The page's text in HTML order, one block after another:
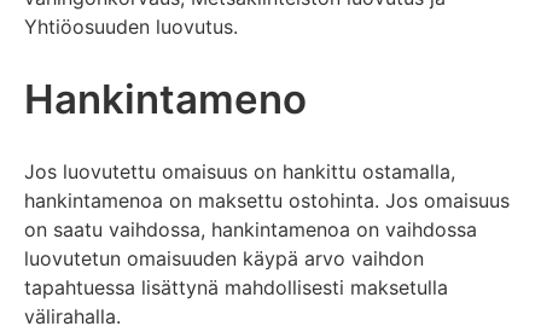
Yhtiöosuuden luovutus.
Hankintameno
Jos luovutettu omaisuus on hankittu ostamalla,
hankintamenoa on maksettu ostohinta. Jos omaisuus
on saatu vaihdossa, hankintamenoa on vaihdossa
luovutetun omaisuuden käypä arvo vaihdon
tapahtuessa lisättynä mahdollisesti maksetulla
välirahalla.